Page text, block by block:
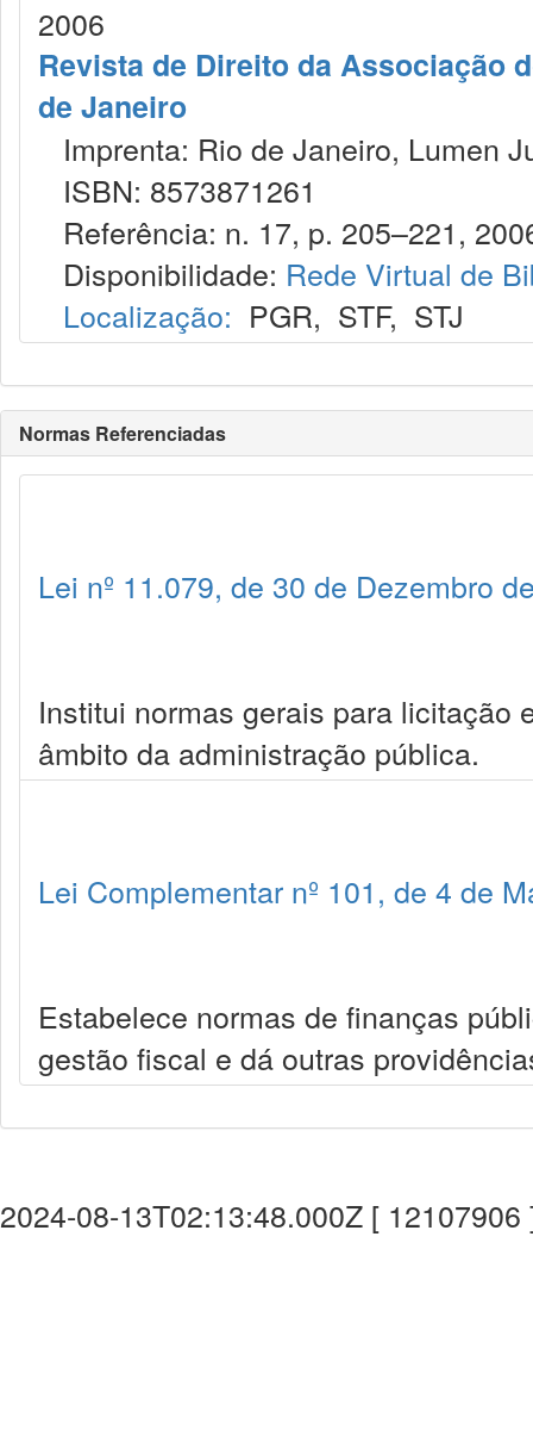
2006
Revista de Direito da Associação
de Janeiro
Imprenta: Rio de Janeiro, Lumen
ISBN: 8573871261
Referência: n. 17, p. 205–221,
Disponibilidade: Rede Virtual de
Localização: PGR, STF, STJ
Normas Referenciadas
Lei nº 11.079, de 30 de Dezembro
Institui normas gerais para licitação
âmbito da administração pública.
Lei Complementar nº 101, de 4 de
Estabelece normas de finanças
gestão fiscal e dá outras
2024-08-13T02:13:48.000Z [ 12107906